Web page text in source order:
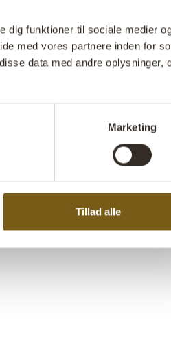
dig funktioner til sociale medier
med vores partnere inden for
data med andre oplysninger,
Marketing
Tillad alle
metalfinish giver den et
store, kuppelformede skærm
måde, der skaber både stemning
i din restaurant for at skabe
eller hæng den i
et rustikt og upcycled
ideel over køkkenøen eller i
skinne igennem.
Stil et spørgsmål